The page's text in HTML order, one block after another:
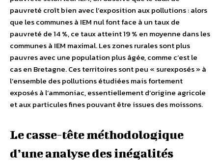
pauvreté croît bien avec l’exposition aux pollutions : alors
que les communes à IEM nul font face à un taux de
pauvreté de 14 %, ce taux atteint 19 % en moyenne dans les
communes à IEM maximal. Les zones rurales sont plus
pauvres avec une population plus âgée, comme c’est le
cas en Bretagne. Ces territoires sont peu « surexposés » à
l’ensemble des pollutions étudiées mais fortement
exposés à l’ammoniac, essentiellement d’origine agricole
et aux particules fines pouvant être issues des moissons.
Le casse-tête méthodologique
d’une analyse des inégalités